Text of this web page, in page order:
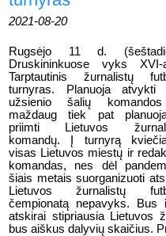
2021-08-20
Rugsėjo 11 d.
Druskininkuose vyks XVI-
Tarptautinis žurnalistų
turnyras. Planuoja atvykti
užsienio šalių
maždaug tiek pat
priimti Lietuvos
komandų. Į turnyrą
visas Lietuvos miestų ir
komandas, nes dėl
šiais metais suorganizuoti
Lietuvos žurnalistų
čempionatą nepavyks. Bus
atskirai stipriausia Lietuvos
bus aiškus dalyvių skaičius.